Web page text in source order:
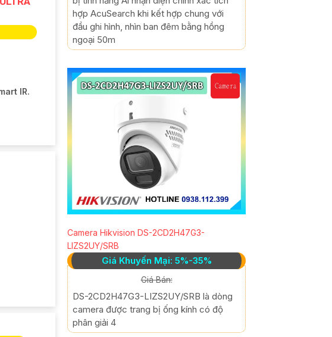
IR.
hợp AcuSearch khi kết hợp chung với
đầu ghi hình, nhìn ban đêm bằng hồng
ngoại 50m
Camera Hikvision DS-2CD2H47G3-
LIZS2UY/SRB
Giá Khuyến Mại: 5%-35%
Giá Bán:
DS-2CD2H47G3-LIZS2UY/SRB là dòng
camera được trang bị ống kính có độ
phân giải 4